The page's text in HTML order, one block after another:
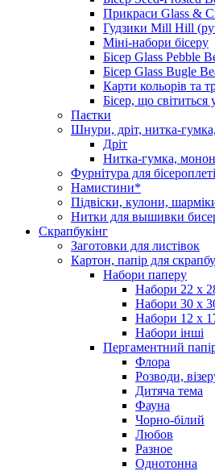
Прикраси Glass &
Гудзики Mill Hill
Міні-набори бісеру
Бісер Glass Pebble
Бісер Glass Bugle
Карти кольорів та
Бісер, що світиться
Паєтки
Шнури, дріт, нитка-
Дріт
Нитка-гумка,
Фурнітура для
Намистини*
Підвіски, кулони,
Нитки для вышивки
Скрапбукінг
Заготовки для листівок
Картон, папір для
Набори паперу
Набори 22 х
Набори 30 х
Набори 12 х
Набори інші
Пергаментний
Флора
Розводи,
Дитяча тема
Фауна
Чорно-білий
Любов
Разное
Однотонна